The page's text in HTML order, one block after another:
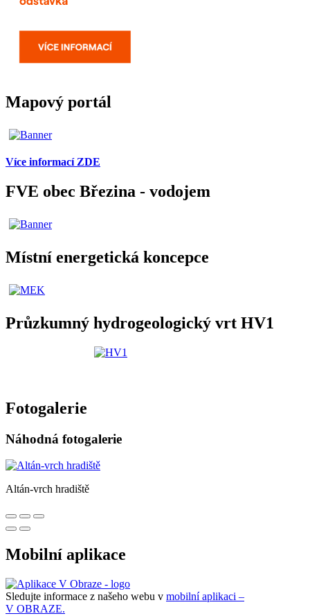
Mapový portál
Více informací ZDE
FVE obec Březina - vodojem
Místní energetická koncepce
Průzkumný hydrogeologický vrt HV1
Fotogalerie
Náhodná fotogalerie
Altán-vrch hradiště
Mobilní aplikace
Sledujte informace z našeho webu v mobilní aplikaci –
V OBRAZE.